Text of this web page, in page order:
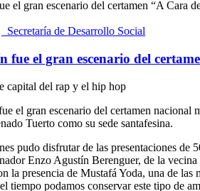
_Secretaría de Desarrollo Social
fue el gran escenario del
capital del rap y el hip hop
el gran escenario del certamen
Tuerto como su sede santafesina.
pudo disfrutar de las presentaciones de
Enzo Agustín Berenguer, de la
la presencia de Mustafá Yoda, una de
tiempo podamos conservar este tipo de